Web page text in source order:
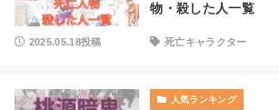
物・殺した人一覧
2025.05.18投稿 死亡キャラクター
人気ランキング